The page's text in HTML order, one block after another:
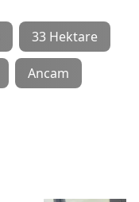
33 Hektare
Ancam